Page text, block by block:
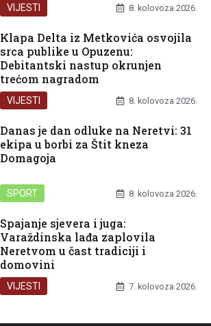
VIJESTI 8. kolovoza 2026.
Klapa Delta iz Metkovića osvojila
srca publike u Opuzenu:
Debitantski nastup okrunjen
trećom nagradom
VIJESTI 8. kolovoza 2026.
Danas je dan odluke na Neretvi: 31
ekipa u borbi za Štit kneza
Domagoja
SPORT 8. kolovoza 2026.
Spajanje sjevera i juga:
Varaždinska lađa zaplovila
Neretvom u čast tradiciji i
domovini
VIJESTI 7. kolovoza 2026.